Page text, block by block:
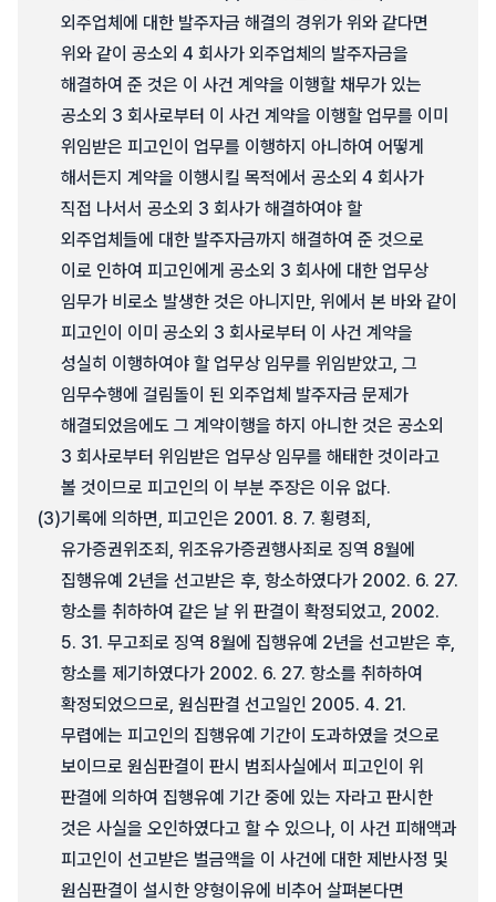
외주업체에 대한 발주자금 해결의 경위가 위와 같다면
위와 같이 공소외 4 회사가 외주업체의 발주자금을
해결하여 준 것은 이 사건 계약을 이행할 채무가 있는
공소외 3 회사로부터 이 사건 계약을 이행할 업무를 이미
위임받은 피고인이 업무를 이행하지 아니하여 어떻게
해서든지 계약을 이행시킬 목적에서 공소외 4 회사가
직접 나서서 공소외 3 회사가 해결하여야 할
외주업체들에 대한 발주자금까지 해결하여 준 것으로
이로 인하여 피고인에게 공소외 3 회사에 대한 업무상
임무가 비로소 발생한 것은 아니지만, 위에서 본 바와 같이
피고인이 이미 공소외 3 회사로부터 이 사건 계약을
성실히 이행하여야 할 업무상 임무를 위임받았고, 그
임무수행에 걸림돌이 된 외주업체 발주자금 문제가
해결되었음에도 그 계약이행을 하지 아니한 것은 공소외
3 회사로부터 위임받은 업무상 임무를 해태한 것이라고
볼 것이므로 피고인의 이 부분 주장은 이유 없다.
(3)기록에 의하면, 피고인은 2001. 8. 7. 횡령죄,
유가증권위조죄, 위조유가증권행사죄로 징역 8월에
집행유예 2년을 선고받은 후, 항소하였다가 2002. 6. 27.
항소를 취하하여 같은 날 위 판결이 확정되었고, 2002.
5. 31. 무고죄로 징역 8월에 집행유예 2년을 선고받은 후,
항소를 제기하였다가 2002. 6. 27. 항소를 취하하여
확정되었으므로, 원심판결 선고일인 2005. 4. 21.
무렵에는 피고인의 집행유예 기간이 도과하였을 것으로
보이므로 원심판결이 판시 범죄사실에서 피고인이 위
판결에 의하여 집행유예 기간 중에 있는 자라고 판시한
것은 사실을 오인하였다고 할 수 있으나, 이 사건 피해액과
피고인이 선고받은 벌금액을 이 사건에 대한 제반사정 및
원심판결이 설시한 양형이유에 비추어 살펴본다면